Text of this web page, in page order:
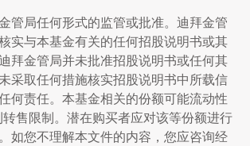
管局任何形式的监管或批准。迪拜金管
实与本基金有关的任何招股说明书或其
拜金管局并未批准招股说明书或任何其
采取任何措施核实招股说明书中所载信
何责任。本基金相关的份额可能流动性
售限制。潜在购买者应对该等份额进行
如您不理解本文件的内容，您应咨询经